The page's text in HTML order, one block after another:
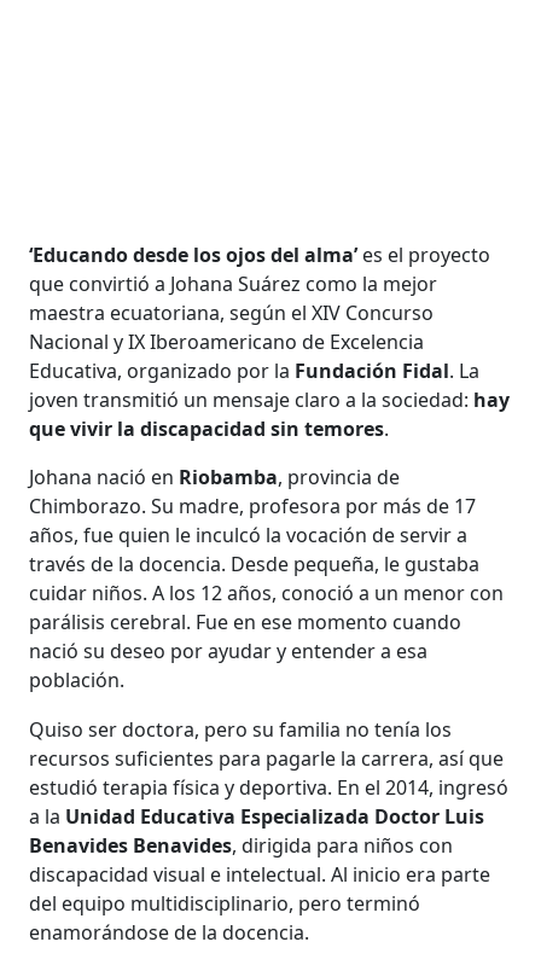
‘Educando desde los ojos del alma’es el proyecto
que convirtió a Johana Suárez como la mejor
maestra ecuatoriana, según el XIV Concurso
Nacional y IX Iberoamericano de Excelencia
Educativa, organizado por la Fundación Fidal. La
joven transmitió un mensaje claro a la sociedad: hay
que vivir la discapacidad sin temores.
Johana nació en Riobamba, provincia de
Chimborazo. Su madre, profesora por más de 17
años, fue quien le inculcó la vocación de servir a
través de la docencia. Desde pequeña, le gustaba
cuidar niños. A los 12 años, conoció a un menor con
parálisis cerebral. Fue en ese momento cuando
nació su deseo por ayudar y entender a esa
población.
Quiso ser doctora, pero su familia no tenía los
recursos suficientes para pagarle la carrera, así que
estudió terapia física y deportiva. En el 2014, ingresó
a la Unidad Educativa Especializada Doctor Luis
Benavides Benavides, dirigida para niños con
discapacidad visual e intelectual. Al inicio era parte
del equipo multidisciplinario, pero terminó
enamorándose de la docencia.